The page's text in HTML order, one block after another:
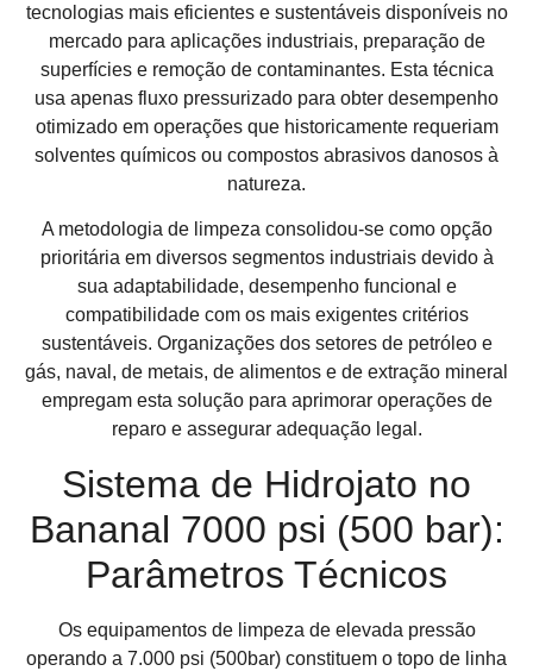
tecnologias mais eficientes e sustentáveis disponíveis no
mercado para aplicações industriais, preparação de
superfícies e remoção de contaminantes. Esta técnica
usa apenas fluxo pressurizado para obter desempenho
otimizado em operações que historicamente requeriam
solventes químicos ou compostos abrasivos danosos à
natureza.
A metodologia de limpeza consolidou-se como opção
prioritária em diversos segmentos industriais devido à
sua adaptabilidade, desempenho funcional e
compatibilidade com os mais exigentes critérios
sustentáveis. Organizações dos setores de petróleo e
gás, naval, de metais, de alimentos e de extração mineral
empregam esta solução para aprimorar operações de
reparo e assegurar adequação legal.
Sistema de Hidrojato no
Bananal 7000 psi (500 bar):
Parâmetros Técnicos
Os equipamentos de limpeza de elevada pressão
operando a 7.000 psi (500bar) constituem o topo de linha